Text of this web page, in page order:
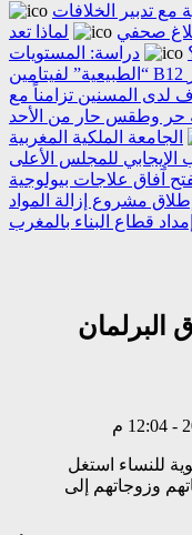
تدبير الخلافات
صحفي
لماذا تعد
دراسة: المستويات
“الطبيعية” لفيتامين B12 قد تخفي خطرا صامتا على أدمغة كبار
لدى المسنين تزامناً مع
حر وطقس حار من الأحد
الجامعة الملكية المغربية
الإيجابي للمجلس الأعلى
آفاق علاجات بيولوجية
مشروع إزالة المواد
قطاع البناء بالمغرب
البرلمان
للنساء استغل
وزوجاتهم إلى